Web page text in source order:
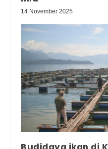
14 November 2025